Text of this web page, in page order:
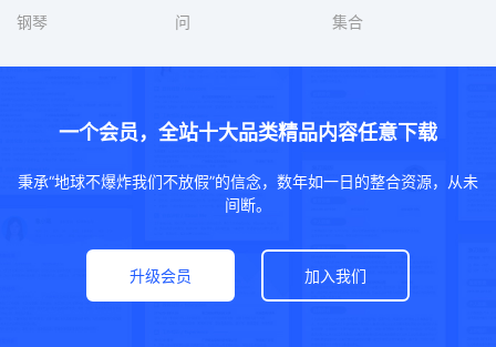
钢琴
问 集合
一个会员，全站十大品类精品内容任意下载
秉承“地球不爆炸我们不放假”的信念，数年如一日的整合资源，从未
间断。
升级会员 加入我们